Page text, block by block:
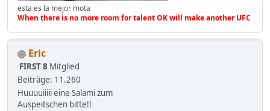
esta es la mejor mota
When there is no more room for talent OK will make another UFC
Eric
FIRST 8 Mitglied
Beiträge: 11.260
Huuuuiiiii eine Salami zum
Auspeitschen bitte!!